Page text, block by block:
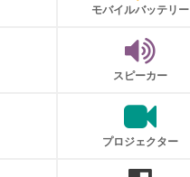
モバイルバッテリー
スピーカー
プロジェクター